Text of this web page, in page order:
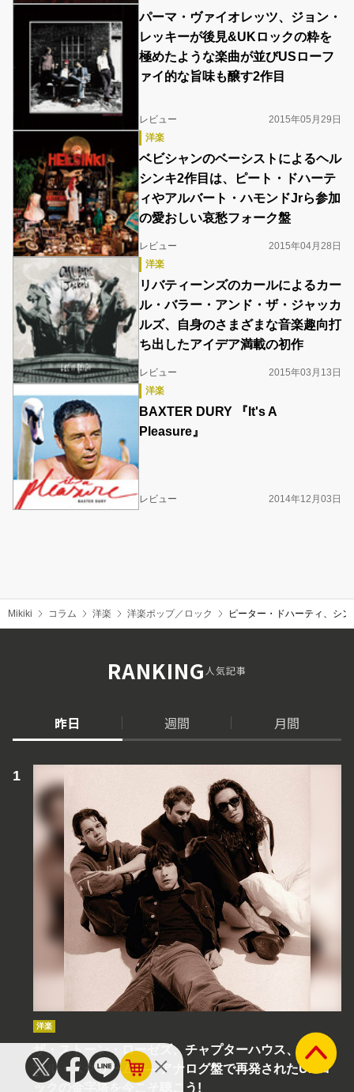
パーマ・ヴァイオレッツ、ジョン・
レッキーが後見&UKロックの粋を
極めたような楽曲が並びUSローフ
ァイ的な旨味も醸す2作目
レビュー
2015年05月29日
洋楽
ベビシャンのベーシストによるヘル
シンキ2作目は、ピート・ドハーテ
ィやアルバート・ハモンドJrら参加
の愛おしい哀愁フォーク盤
レビュー
2015年04月28日
洋楽
リバティーンズのカールによるカー
ル・バラー・アンド・ザ・ジャッカ
ルズ、自身のさまざまな音楽趣向打
ち出したアイデア満載の初作
レビュー
2015年03月13日
洋楽
BAXTER DURY 『It's A
Pleasure』
レビュー 2014年12月03日
Mikiki コラム 洋楽 洋楽ポップ／ロック ピーター・ドハーティ、シ
RANKING人気記事
昨日 週間 月間
洋楽
ザ・ストーン・ローゼズ、チャプターハウス、プライ
マル・スクリーム――アナログ盤で再発されたUKロ
ックの金字塔を今こそ聴こう!